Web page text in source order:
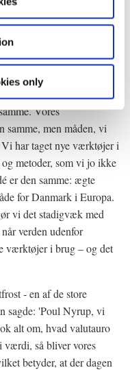
only
vil vi bestemme alle
ikke den samme som for
hvordan vi gør det bedst
ældre, dem, der har brug
Vores
samme, men måden, vi
Vi har taget nye værktøjer i
metoder, som vi jo ikke
er den samme: ægte
for Danmark i Europa.
vi det stadigvæk med
verden udenfor
værktøjer i brug – og det
- en af de store
sagde: 'Poul Nyrup, vi
alt om, hvad valutauro
værdi, så bliver vores
betyder, at der dagen